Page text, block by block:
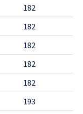
182
182
182
182
182
193